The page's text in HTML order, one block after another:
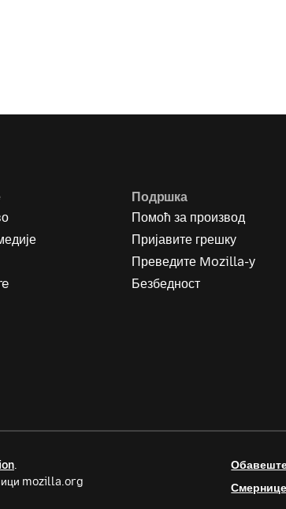
Подршка
Помоћ за производ
Пријавите грешку
Преведите Mozilla-у
Безбедност
.
mozilla.org
Смернице